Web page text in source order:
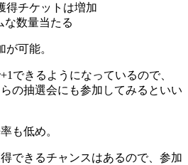
得チケットは増加
な数量当たる
可能。
できるようになっているので、
の抽選会にも参加してみるといい
も低め。
できるチャンスはあるので、参加